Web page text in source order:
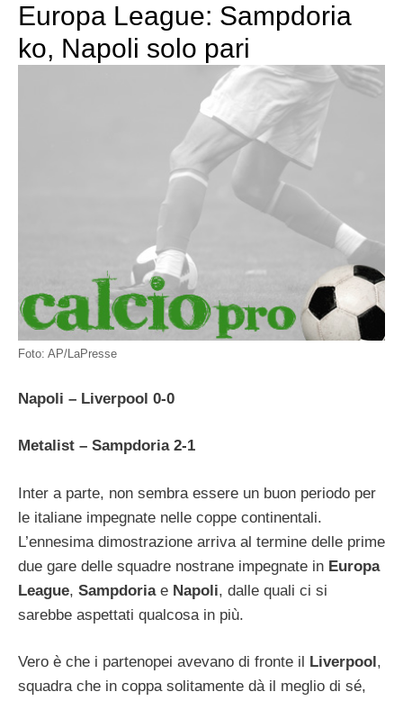
Europa League: Sampdoria
ko, Napoli solo pari
Foto: AP/LaPresse
Napoli – Liverpool 0-0
Metalist – Sampdoria 2-1
Inter a parte, non sembra essere un buon periodo per
le italiane impegnate nelle coppe continentali.
L’ennesima dimostrazione arriva al termine delle prime
due gare delle squadre nostrane impegnate in Europa
League, Sampdoriae Napoli, dalle quali ci si
sarebbe aspettati qualcosa in più.
Vero è che i partenopei avevano di fronte il Liverpool,
squadra che in coppa solitamente dà il meglio di sé,